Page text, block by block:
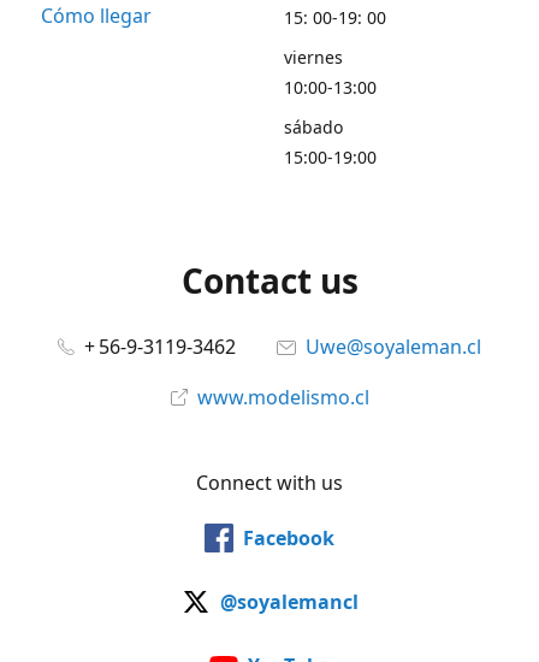
Cómo llegar
15: 00-19: 00
viernes
10:00-13:00
sábado
15:00-19:00
Contact us
+ 56-9-3119-3462
Uwe@soyaleman.cl
www.modelismo.cl
Connect with us
Facebook
@soyalemancl